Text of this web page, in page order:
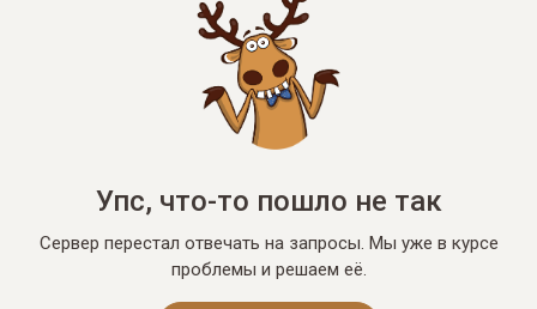
Упс, что-то пошло не так
Сервер перестал отвечать на запросы. Мы уже в курсе
проблемы и решаем её.